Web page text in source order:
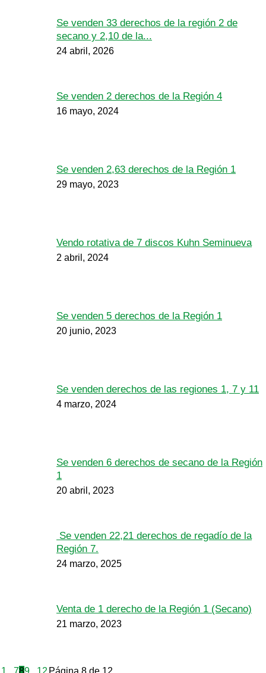
Se venden 33 derechos de la región 2 de
secano y 2,10 de la...
24 abril, 2026
Se venden 2 derechos de la Región 4
16 mayo, 2024
Se venden 2,63 derechos de la Región 1
29 mayo, 2023
Vendo rotativa de 7 discos Kuhn Seminueva
2 abril, 2024
Se venden 5 derechos de la Región 1
20 junio, 2023
Se venden derechos de las regiones 1, 7 y 11
4 marzo, 2024
Se venden 6 derechos de secano de la Región
1
20 abril, 2023
Se venden 22,21 derechos de regadío de la
Región 7.
24 marzo, 2025
Venta de 1 derecho de la Región 1 (Secano)
21 marzo, 2023
1 789 12 Página 8 de 12